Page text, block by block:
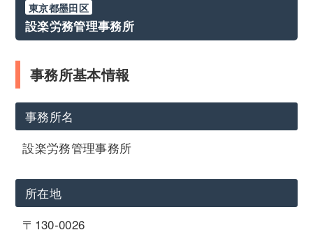
東京都墨田区
設楽労務管理事務所
事務所基本情報
事務所名
設楽労務管理事務所
所在地
〒130-0026